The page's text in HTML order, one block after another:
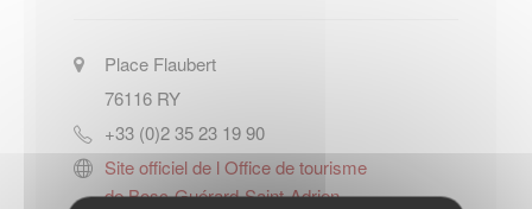
Place Flaubert
76116 RY
+33 (0)2 35 23 19 90
Site officiel de l Office de tourisme
de Bosc-Guérard-Saint-Adrien